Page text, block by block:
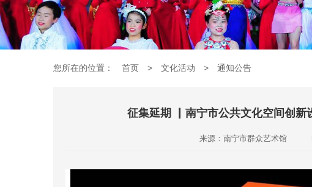
您所在的位置： 首页 > 文化活动 > 通知公告
征集延期 ▏南宁市公共文化空间创新
来源：南宁市群众艺术馆